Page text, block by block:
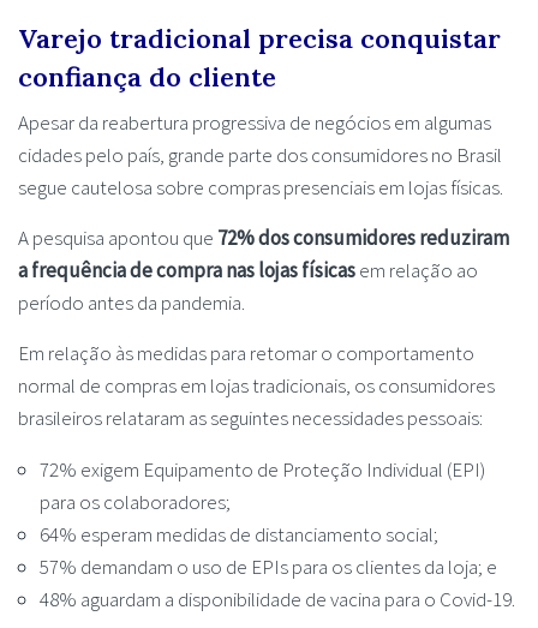
Varejo tradicional precisa conquistar
confiança do cliente
Apesar da reabertura progressiva de negócios em algumas
cidades pelo país, grande parte dos consumidores no Brasil
segue cautelosa sobre compras presenciais em lojas físicas.
A pesquisa apontou que 72% dos consumidores reduziram
a frequência de compra nas lojas físicasem relação ao
período antes da pandemia.
Em relação às medidas para retomar o comportamento
normal de compras em lojas tradicionais, os consumidores
brasileiros relataram as seguintes necessidades pessoais:
72% exigem Equipamento de Proteção Individual (EPI)
para os colaboradores;
64% esperam medidas de distanciamento social;
57% demandam o uso de EPIs para os clientes da loja; e
48% aguardam a disponibilidade de vacina para o Covid-19.